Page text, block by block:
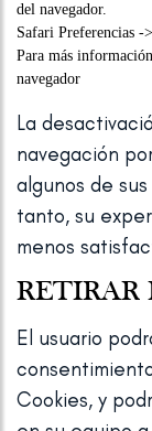
del navegador.
Safari Preferencias -
Para más
navegador
La
navegación
algunos de
tanto, su
menos
RETIRAR
El usuario
Cookies, y